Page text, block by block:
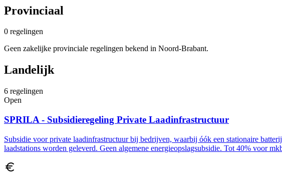
Provinciaal
0 regelingen
Geen zakelijke provinciale regelingen bekend in Noord-Brabant.
Landelijk
6 regelingen
Open
SPRILA - Subsidieregeling Private Laadinfrastructuur
Subsidie voor private laadinfrastructuur bij bedrijven, waarbij óók een stationaire
laadstations worden geleverd. Geen algemene energieopslagsubsidie. Tot 40% voor